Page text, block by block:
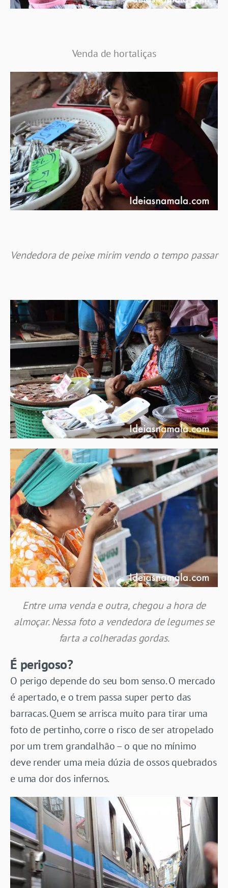
Venda de hortaliças
Vendedora de peixe mirim vendo o tempo passar
Entre uma venda e outra, chegou a hora de
almoçar. Nessa foto a vendedora de legumes se
farta a colheradas gordas.
É perigoso?
O perigo depende do seu bom senso. O mercado
é apertado, e o trem passa super perto das
barracas. Quem se arrisca muito para tirar uma
foto de pertinho, corre o risco de ser atropelado
por um trem grandalhão – o que no mínimo
deve render uma meia dúzia de ossos quebrados
e uma dor dos infernos.